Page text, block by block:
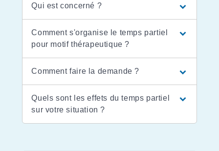
Qui est concerné ?
Comment s'organise le temps partiel
pour motif thérapeutique ?
Comment faire la demande ?
Quels sont les effets du temps partiel
sur votre situation ?